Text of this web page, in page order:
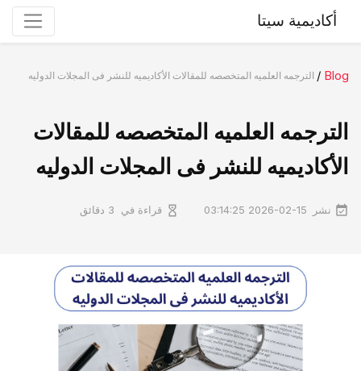
أكاديمية سيتا
Blog
/ الترجمه العلمیه المتخصصه للمقالات الأکادیمیه للنشر فی المجلات الدولیه
الترجمه العلمیه المتخصصه للمقالات
الأکادیمیه للنشر فی المجلات الدولیه
نشر 2026-02-15 03:14:25 قراءة في 3 دقائق